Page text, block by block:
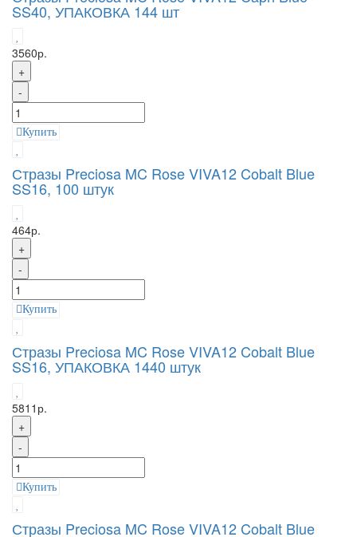
SS40, УПАКОВКА 144 шт
3560р.
+
-
Купить
Стразы Preciosa MC Rose VIVA12 Cobalt Blue
SS16, 100 штук
464р.
+
-
Купить
Стразы Preciosa MC Rose VIVA12 Cobalt Blue
SS16, УПАКОВКА 1440 штук
5811р.
+
-
Купить
Стразы Preciosa MC Rose VIVA12 Cobalt Blue